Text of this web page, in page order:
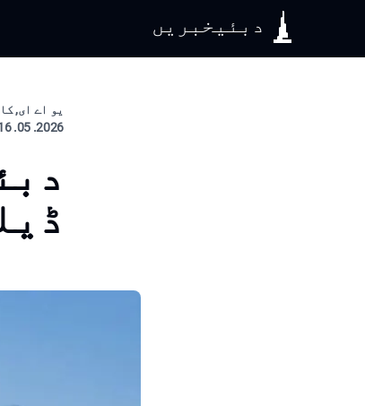
دبئیخبریں
یو اے ای,
2026. 05. 16